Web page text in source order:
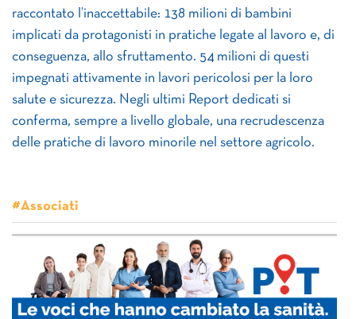
raccontato l’inaccettabile: 138 milioni di bambini
implicati da protagonisti in pratiche legate al lavoro e, di
conseguenza, allo sfruttamento. 54 milioni di questi
impegnati attivamente in lavori pericolosi per la loro
salute e sicurezza. Negli ultimi Report dedicati si
conferma, sempre a livello globale, una recrudescenza
delle pratiche di lavoro minorile nel settore agricolo.
#Associati